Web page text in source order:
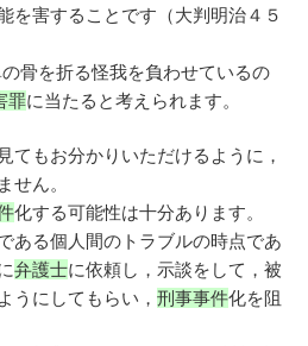
を害することです（大判明治４５
骨を折る怪我を負わせているの
罪に当たると考えられます。
てもお分かりいただけるように，
せん。
化する可能性は十分あります。
ある個人間のトラブルの時点であ
弁護士に依頼し，示談をして，被
うにしてもらい，刑事事件化を阻